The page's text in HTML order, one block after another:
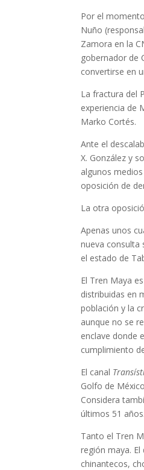
Por el
Nuño
Zamora en la
gobernador de
convertirse en
La fractura del
experiencia de
Marko Cortés.
Ante el
X. González y
algunos
oposición de
La otra
Apenas unos
nueva consulta
el estado de
El Tren Maya
distribuidas en
población y la
aunque no se
enclave donde
cumplimiento
El canal
Golfo de
Considera
últimos 51 años.
Tanto el Tren
región maya.
chinantecos,